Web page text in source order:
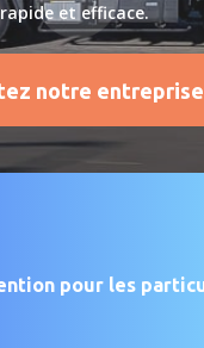
et efficace.
notre entreprise
pour les